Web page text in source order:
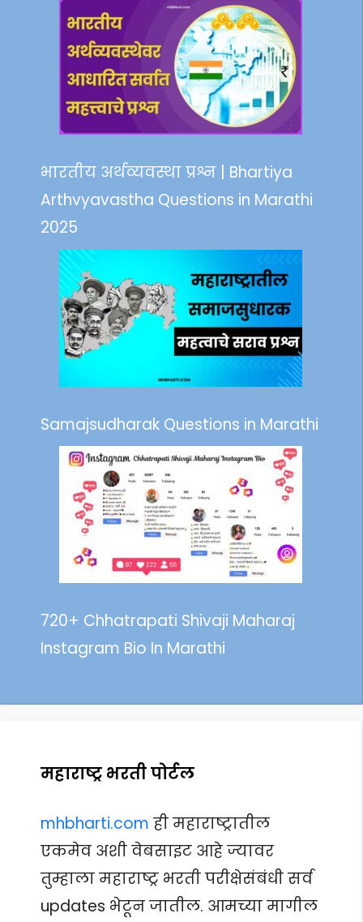
भारतीय अर्थव्यवस्था प्रश्न | Bhartiya
Arthvyavastha Questions in Marathi
2025
Samajsudharak Questions in Marathi
720+ Chhatrapati Shivaji Maharaj
Instagram Bio In Marathi
महाराष्ट्र भरती पोर्टल
mhbharti.com ही महाराष्ट्रातील
एकमेव अशी वेबसाइट आहे ज्यावर
तुम्हाला महाराष्ट्र भरती परीक्षेसंबंधी सर्व
updates भेटून जातील. आमच्या मागील